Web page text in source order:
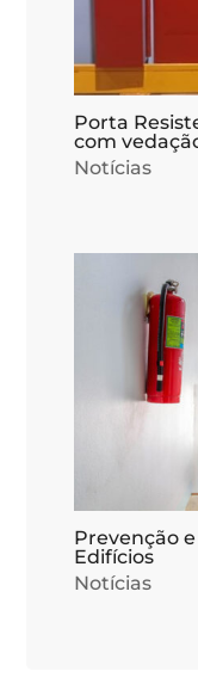
Porta
com
Notícias
Prevenção
Edifícios
Notícias